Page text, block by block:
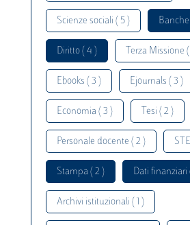
Scienze sociali ( 5 )
Diritto ( 4 ) Terza Missione
Ebooks ( 3 ) Ejournals ( 3 )
Economia ( 3 ) Tesi ( 2 )
Personale docente ( 2 )
Stampa ( 2 ) Dati finanziari
Archivi istituzionali ( 1 )